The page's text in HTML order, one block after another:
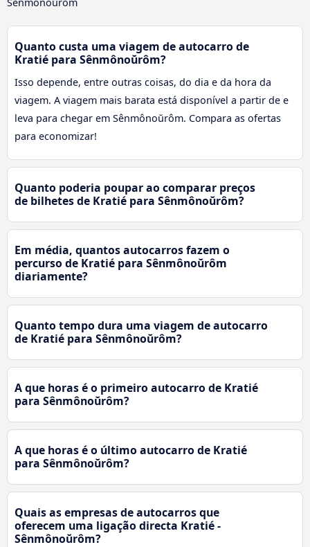
Quanto custa uma viagem de autocarro de
Kratié para Sênmônoŭrôm?
Isso depende, entre outras coisas, do dia e da hora da
viagem. A viagem mais barata está disponível a partir de e
leva para chegar em Sênmônoŭrôm. Compara as ofertas
para economizar!
Quanto poderia poupar ao comparar preços
de bilhetes de Kratié para Sênmônoŭrôm?
Em média, quantos autocarros fazem o
percurso de Kratié para Sênmônoŭrôm
diariamente?
Quanto tempo dura uma viagem de autocarro
de Kratié para Sênmônoŭrôm?
A que horas é o primeiro autocarro de Kratié
para Sênmônoŭrôm?
A que horas é o último autocarro de Kratié
para Sênmônoŭrôm?
Quais as empresas de autocarros que
oferecem uma ligação directa Kratié -
Sênmônoŭrôm?